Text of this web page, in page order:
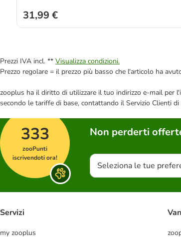
31,99 €
Prezzi IVA incl. ** Visualizza condizioni.
Prezzo regolare = il prezzo più basso che l'articolo ha
zooplus ha il diritto di utilizzare il tuo indirizzo e-mail per
secondo le tariffe di base, contattando il Servizio Clienti
333
zooPunti
iscrivendoti ora!
Non perderti
Seleziona le tue
Servizi
my zooplus